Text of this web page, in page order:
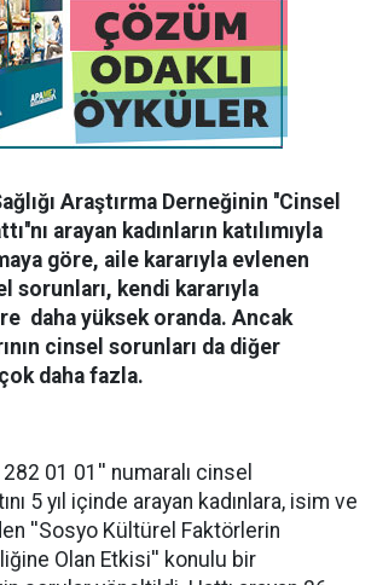
Araştırma Derneğinin ''Cinsel
arayan kadınların katılımıyla
göre, aile kararıyla evlenen
sorunları, kendi kararıyla
daha yüksek oranda. Ancak
cinsel sorunları da diğer
daha fazla.
01 01'' numaralı cinsel
5 yıl içinde arayan kadınlara, isim ve
''Sosyo Kültürel Faktörlerin
Olan Etkisi'' konulu bir